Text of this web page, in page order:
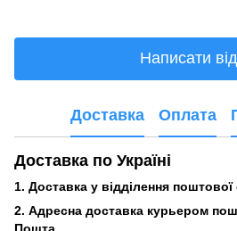
Написати
Доставка Оплата
Доставка по Україні
1. Доставка у відділення
2. Адресна доставка курьером